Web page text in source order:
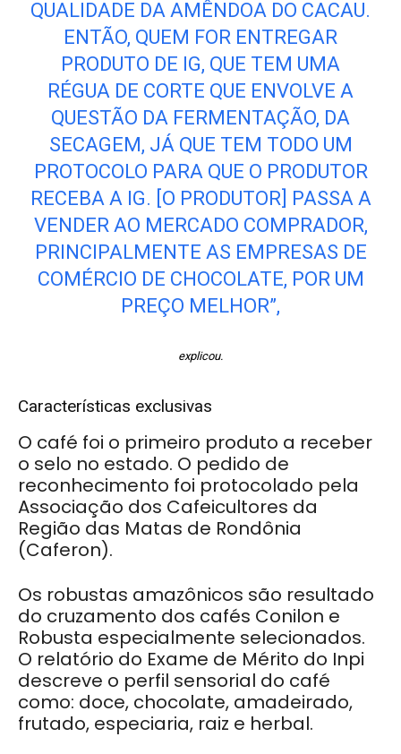
QUALIDADE DA AMÊNDOA DO CACAU.
ENTÃO, QUEM FOR ENTREGAR
PRODUTO DE IG, QUE TEM UMA
RÉGUA DE CORTE QUE ENVOLVE A
QUESTÃO DA FERMENTAÇÃO, DA
SECAGEM, JÁ QUE TEM TODO UM
PROTOCOLO PARA QUE O PRODUTOR
RECEBA A IG. [O PRODUTOR] PASSA A
VENDER AO MERCADO COMPRADOR,
PRINCIPALMENTE AS EMPRESAS DE
COMÉRCIO DE CHOCOLATE, POR UM
PREÇO MELHOR”,
explicou.
Características exclusivas
O café foi o primeiro produto a receber
o selo no estado. O pedido de
reconhecimento foi protocolado pela
Associação dos Cafeicultores da
Região das Matas de Rondônia
(Caferon).
Os robustas amazônicos são resultado
do cruzamento dos cafés Conilon e
Robusta especialmente selecionados.
O relatório do Exame de Mérito do Inpi
descreve o perfil sensorial do café
como: doce, chocolate, amadeirado,
frutado, especiaria, raiz e herbal.